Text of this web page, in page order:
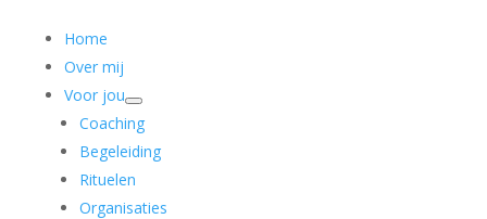
Home
Over mij
Voor jou
Coaching
Begeleiding
Rituelen
Organisaties